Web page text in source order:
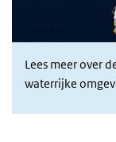
Lees meer over
waterrijke